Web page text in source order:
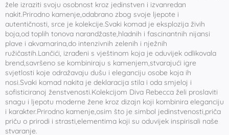
žele izraziti svoju osobnost kroz jedinstven i izvanredan
nakit.Prirodno kamenje,odabrano zbog svoje ljepote i
autentičnosti, srce je kolekcije.Svaki komad je eksplozija živih
boja,od toplih tonova narandžaste,hladnih i fascinantnih nijansi
plave i akvamarina,do intenzivnih zelenih i nježnih
ružičastih.Lančići, izrađeni s vještinom koja je oduvijek odlikovala
brend,savršeno se kombiniraju s kamenjem,stvarajući igre
svjetlosti koje odražavaju dušu i eleganciju osobe koja ih
nosi.Svaki komad nakita je deklaracija stila i oda smjeloj i
sofisticiranoj ženstvenosti.Kolekcijom Diva Rebecca želi proslaviti
snagu i ljepotu moderne žene kroz dizajn koji kombinira eleganciju
i karakter.Prirodno kamenje,osim što je simbol jedinstvenosti,priča
priču o prirodi i strasti,elementima koji su oduvijek inspirisali naše
stvaranje.